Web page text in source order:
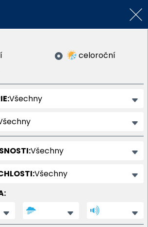
800 900
celoroční
Všechny
Všechny
Všechny